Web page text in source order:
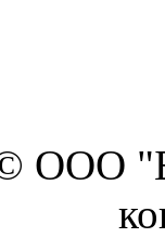
ООО